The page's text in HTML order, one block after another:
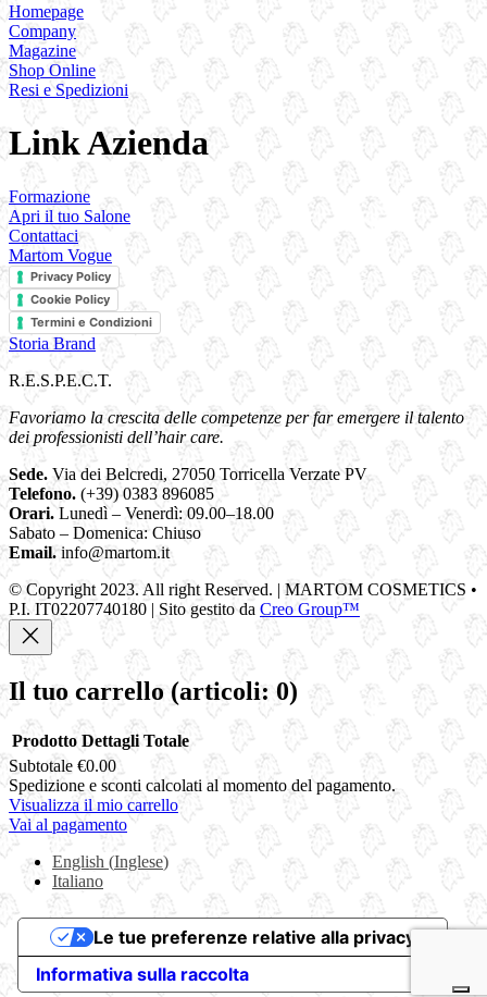
Homepage
Company
Magazine
Shop Online
Resi e Spedizioni
Link Azienda
Formazione
Apri il tuo Salone
Contattaci
Martom Vogue
Privacy Policy
Cookie Policy
Termini e Condizioni
Storia Brand
R.E.S.P.E.C.T.
Favoriamo la crescita delle competenze per far emergere il talento
dei professionisti dell’hair care.
Sede. Via dei Belcredi, 27050 Torricella Verzate PV
Telefono. (+39) 0383 896085
Orari. Lunedì – Venerdì: 09.00–18.00
Sabato – Domenica: Chiuso
Email. info@martom.it
© Copyright 2023. All right Reserved. | MARTOM COSMETICS •
P.I. IT02207740180 | Sito gestito da Creo Group™
Il tuo carrello (articoli: 0)
Prodotti
nel
carrello
Prodotto Dettagli Totale
Subtotale €0.00
Spedizione e sconti calcolati al momento del pagamento.
Visualizza il mio carrello
Vai al pagamento
English (Inglese)
Italiano
Informativa sulla raccolta
Le tue preferenze relative alla privacy